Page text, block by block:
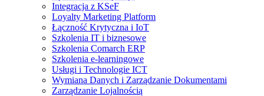
Integracja z KSeF
Loyalty Marketing Platform
Łączność Krytyczna i IoT
Szkolenia IT i biznesowe
Szkolenia Comarch ERP
Szkolenia e-learningowe
Usługi i Technologie ICT
Wymiana Danych i Zarządzanie Dokumentami
Zarządzanie Lojalnością